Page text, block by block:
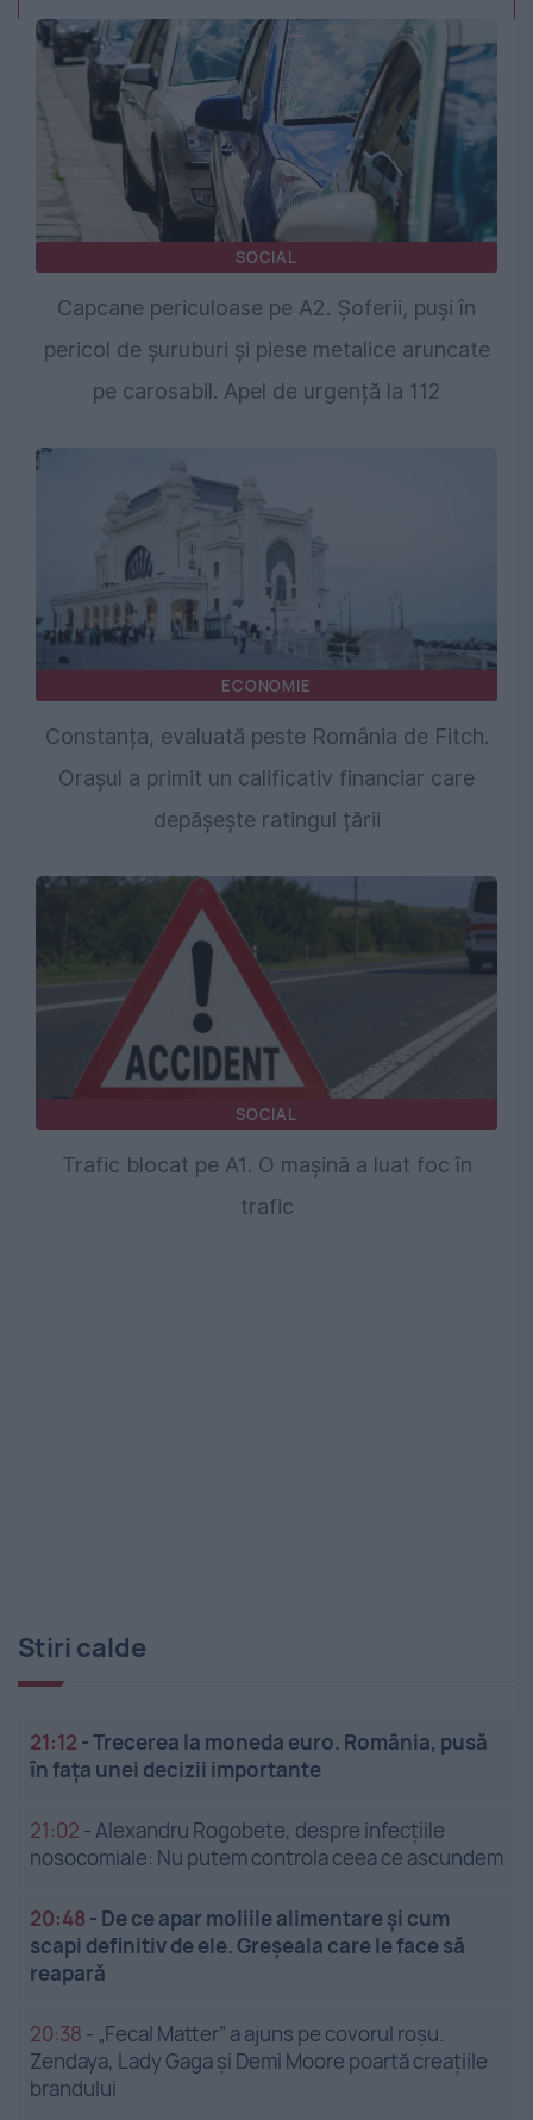
SOCIAL
Capcane periculoase pe A2. Șoferii, puși în
pericol de șuruburi și piese metalice aruncate
pe carosabil. Apel de urgență la 112
ECONOMIE
Constanța, evaluată peste România de Fitch.
Orașul a primit un calificativ financiar care
depășește ratingul țării
SOCIAL
Trafic blocat pe A1. O mașină a luat foc în
trafic
Stiri calde
21:12 -Trecerea la moneda euro. România, pusă
în fața unei decizii importante
21:02 -Alexandru Rogobete, despre infecțiile
nosocomiale: Nu putem controla ceea ce ascundem
20:48 - De ce apar moliile alimentare și cum
scapi definitiv de ele. Greșeala care le face să
reapară
20:38 - „Fecal Matter” a ajuns pe covorul roșu.
Zendaya, Lady Gaga și Demi Moore poartă creațiile
brandului